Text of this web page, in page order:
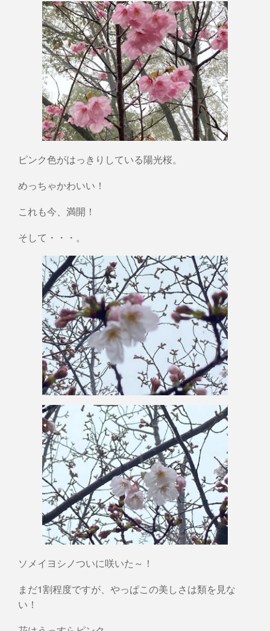
ピンク色がはっきりしている陽光桜。
めっちゃかわいい！
これも今、満開！
そして・・・。
ソメイヨシノついに咲いた～！
まだ1割程度ですが、やっぱこの美しさは類を見な
い！